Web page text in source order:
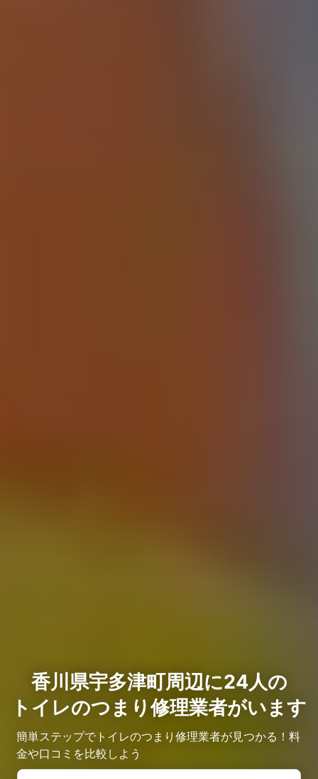
香川県宇多津町周辺に24人の
トイレのつまり修理業者がいます
簡単ステップでトイレのつまり修理業者が見つかる！料
金や口コミを比較しよう